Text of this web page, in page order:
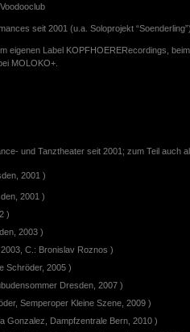
seit 2001 (u.a. Soloprojekt “Soenderling”)
eigenen Label KOPFHOERERecordings,
MOLOKO+.
und Tanztheater seit 2001; zum Teil auch
2001 )
2001 )
)
2003 )
C.: Bronislav Roznos )
Schröder, 2005 )
Dresden, 2007 )
Semperoper Kleine Szene, 2009 )
Gonzalez, Dampfzentrale Bern, 2010 )